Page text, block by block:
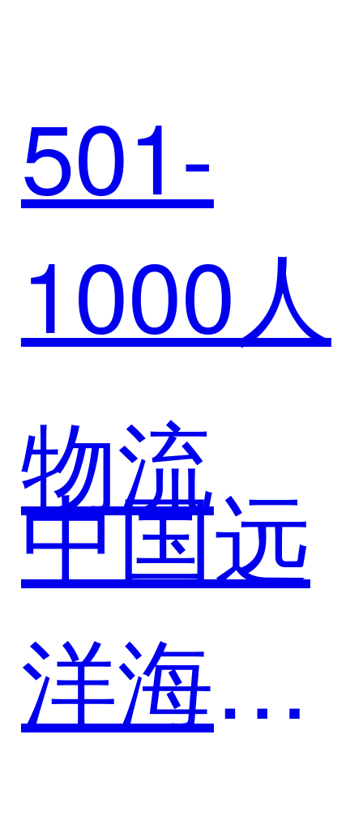
转型
空
CRM，
开启一
杯咖啡
的数字
501-
1000人
物流
中国远
洋海运